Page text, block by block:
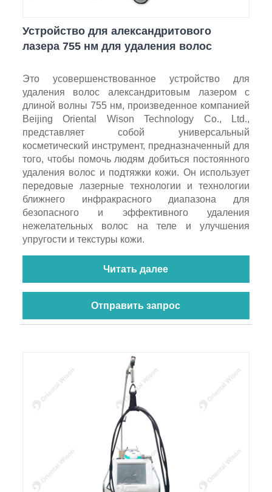
Устройство для александритового
лазера 755 нм для удаления волос
Это усовершенствованное устройство для
удаления волос александритовым лазером с
длиной волны 755 нм, произведенное компанией
Beijing Oriental Wison Technology Co., Ltd.,
представляет собой универсальный
косметический инструмент, предназначенный для
того, чтобы помочь людям добиться постоянного
удаления волос и подтяжки кожи. Он использует
передовые лазерные технологии и технологии
ближнего инфракрасного диапазона для
безопасного и эффективного удаления
нежелательных волос на теле и улучшения
упругости и текстуры кожи.
Читать далее
Отправить запрос